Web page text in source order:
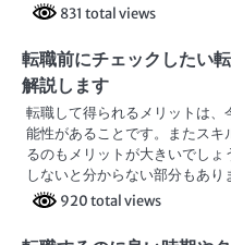
ン
831 total views
転職前にチェックしたい
解説します
転職して得られるメリットは
能性があることです。またス
るのもメリットが大きいでし
しないと分からない部分もあり
920 total views